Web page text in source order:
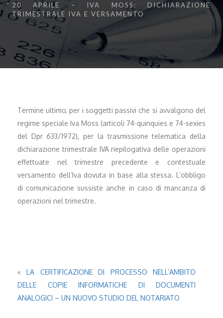
20 APRILE – IVA MOSS: DICHIARAZIONE
TRIMESTRALE IVA E VERSAMENTO
Termine ultimo, per i soggetti passivi che si avvalgono del
regime speciale Iva Moss (articoli 74-quinquies e 74-sexies
del Dpr 633/1972), per la trasmissione telematica della
dichiarazione trimestrale IVA riepilogativa delle operazioni
effettuate nel trimestre precedente e contestuale
versamento dell’Iva dovuta in base alla stessa. L’obbligo
di comunicazione sussiste anche in caso di mancanza di
operazioni nel trimestre.
«LA CERTIFICAZIONE DI PROCESSO NELL’AMBITO
DELLE COPIE INFORMATICHE DI DOCUMENTI
ANALOGICI – UN NUOVO STUDIO DEL NOTARIATO